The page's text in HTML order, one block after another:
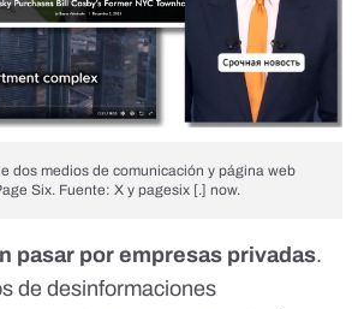
dos medios de comunicación y página web
Six. Fuente: X y pagesix [.] now.
pasar por empresas privadas.
de desinformaciones